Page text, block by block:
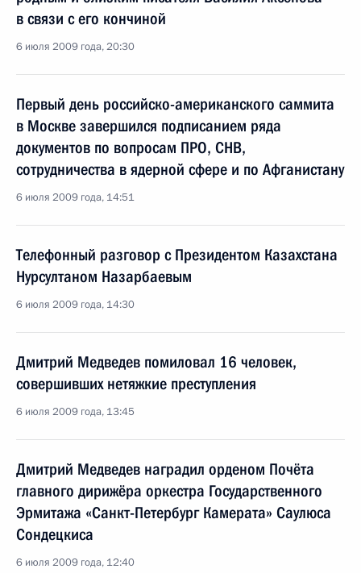
в связи с его кончиной
6 июля 2009 года, 20:30
Первый день российско-американского саммита
в Москве завершился подписанием ряда
документов по вопросам ПРО, СНВ,
сотрудничества в ядерной сфере и по Афганистану
6 июля 2009 года, 14:51
Телефонный разговор с Президентом Казахстана
Нурсултаном Назарбаевым
6 июля 2009 года, 14:30
Дмитрий Медведев помиловал 16 человек,
совершивших нетяжкие преступления
6 июля 2009 года, 13:45
Дмитрий Медведев наградил орденом Почёта
главного дирижёра оркестра Государственного
Эрмитажа «Санкт-Петербург Камерата» Саулюса
Сондецкиса
6 июля 2009 года, 12:40